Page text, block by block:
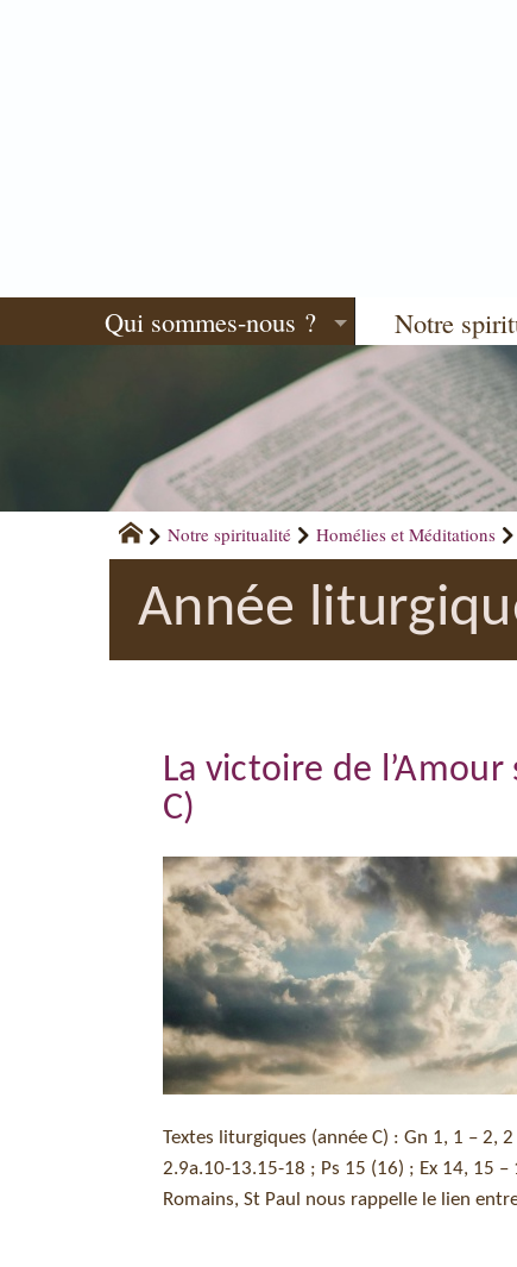
Qui sommes-nous ? Notre
Notre spiritualité Homélies et Méditations
Année
La victoire de
C)
Textes liturgiques (année C) : Gn 1, 1 – 2,
2.9a.10-13.15-18 ; Ps 15 (16) ; Ex 14, 15 –
Romains, St Paul nous rappelle le lien